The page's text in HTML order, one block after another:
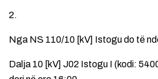
2.
Nga NS 110/10 [kV] Istogu do të
Dalja 10 [kV] J02 Istogu I (kodi: